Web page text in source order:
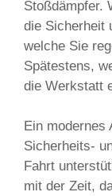
Stoßdämpfer.
die Sicherheit
welche Sie
Spätestens,
die Werkstatt
Ein modernes
Sicherheits-
Fahrt
mit der Zeit,